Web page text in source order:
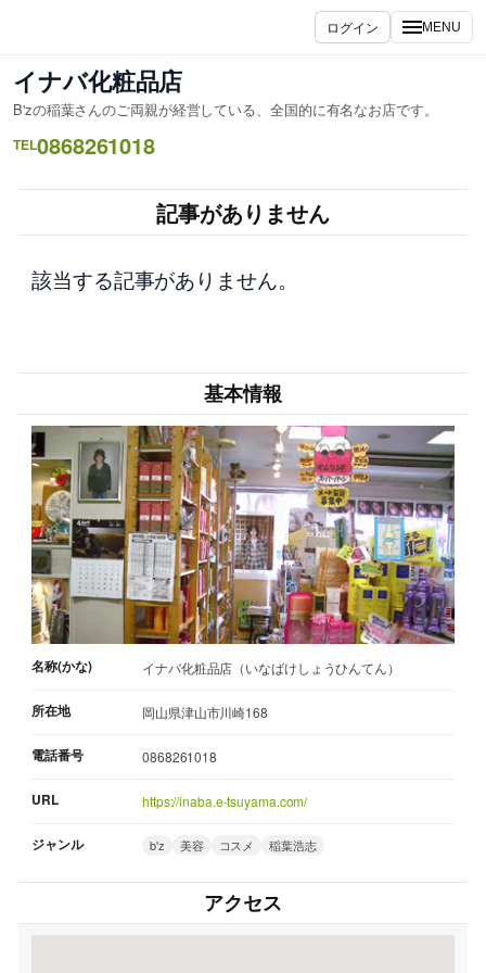
ス
キ
ッ
ログイン MENU
イナバ化粧品店
B'zの稲葉さんのご両親が経営している、全国的に有名なお店です。
TEL0868261018
記事がありません
該当する記事がありません。
基本情報
名称(かな) イナバ化粧品店（いなばけしょうひんてん）
所在地 岡山県津山市川崎168
電話番号 0868261018
URL https://inaba.e-tsuyama.com/
ジャンル b'z 美容 コスメ 稲葉浩志
アクセス